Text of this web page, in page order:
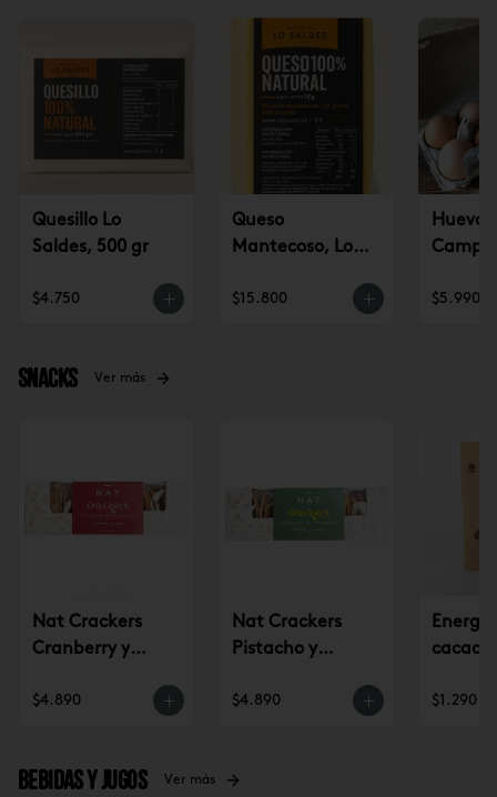
Quesillo Lo
Saldes, 500 gr
$4.750
Queso
Mantecoso, Lo
$15.800
Campo
$5.990
Snacks Ver más
Nat Crackers
Cranberry y
$4.890
Nat Crackers
Pistacho y
$4.890
Energy
cacao
$1.290
Bebidas y jugos Ver más